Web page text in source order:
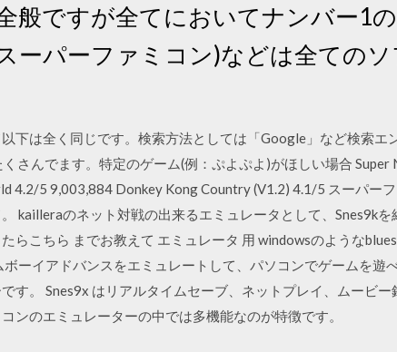
般ですが全てにおいてナンバー1
ーパーファミコン)などは全ての
下は全く同じです。検索方法としては「Google」など検索エ
さんでます。特定のゲーム(例：ぷよぷよ)がほしい場合 Super
4.2/5 9,003,884 Donkey Kong Country (V1.2) 4.1/5 スーパー
kailleraのネット対戦の出来るエミュレータとして、Snes9k
らこちら までお教えて エミュレータ 用 windowsのような
ーイアドバンスをエミュレートして、パソコンでゲームを遊
す。 Snes9x はリアルタイムセーブ、ネットプレイ、ムービ
ンのエミュレーターの中では多機能なのが特徴です。